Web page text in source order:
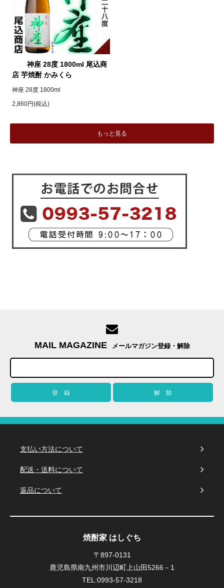
神座 28度 1800ml 尾込商
店 芋焼酎 かみくら
神座 28度 1800ml
2,860円(税込)
もっと見る
MAIL MAGAZINE メールマガジン登録・解除
支払い方法について
配送・送料について
返品について
焼酎家 はしぐち
〒897-0131
鹿児島県南九州市川辺町上山田5266－1
TEL:0993-57-3218